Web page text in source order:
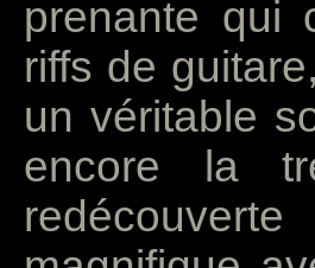
prenante qui
riffs de
un véritable
encore la